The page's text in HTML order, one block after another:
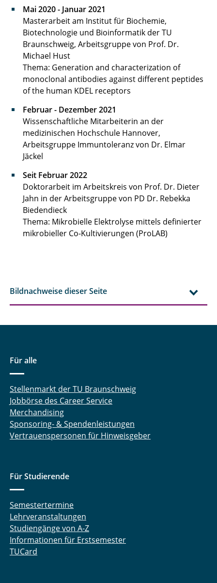
Mai 2020 - Januar 2021
Masterarbeit am Institut für Biochemie,
Biotechnologie und Bioinformatik der TU
Braunschweig, Arbeitsgruppe von Prof. Dr.
Michael Hust
Thema: Generation and characterization of
monoclonal antibodies against different peptides
of the human KDEL receptors
Februar - Dezember 2021
Wissenschaftliche Mitarbeiterin an der
medizinischen Hochschule Hannover,
Arbeitsgruppe Immuntoleranz von Dr. Elmar
Jäckel
Seit Februar 2022
Doktorarbeit im Arbeitskreis von Prof. Dr. Dieter
Jahn in der Arbeitsgruppe von PD Dr. Rebekka
Biedendieck
Thema: Mikrobielle Elektrolyse mittels definierter
mikrobieller Co-Kultivierungen (ProLAB)
Bildnachweise dieser Seite
Für alle
Stellenmarkt der TU Braunschweig
Jobbörse des Career Service
Merchandising
Sponsoring- & Spendenleistungen
Vertrauenspersonen für Hinweisgeber
Für Studierende
Semestertermine
Lehrveranstaltungen
Studiengänge von A-Z
Informationen für Erstsemester
TUCard